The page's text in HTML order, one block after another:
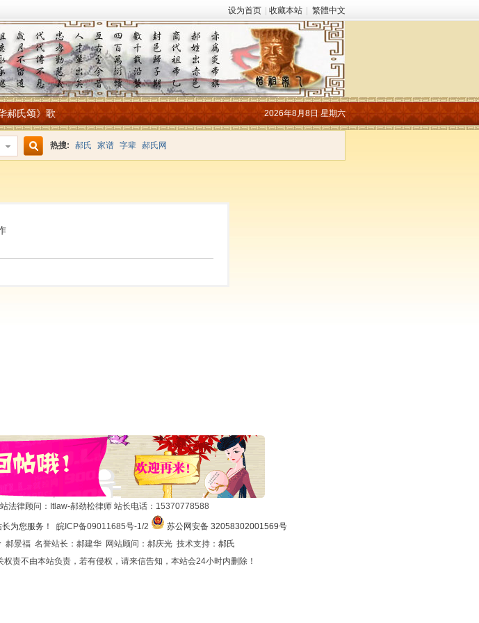
设为首页 收藏本站 繁體中文
郝氏颂》歌 2026年8月8日 星期六
热搜: 郝氏 家谱 字辈 郝氏网
法律顾问：Itlaw-郝劲松律师 站长电话：15370778588
皖ICP备09011685号-1/2
苏公网安备 32058302001569号
景福 名誉站长：郝建华 网站顾问：郝庆光 技术支持： 郝氏
责不由本站负责，若有侵权，请来信告知，本站会24小时内删除！